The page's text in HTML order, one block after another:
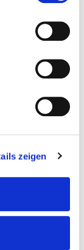
zeigen
der